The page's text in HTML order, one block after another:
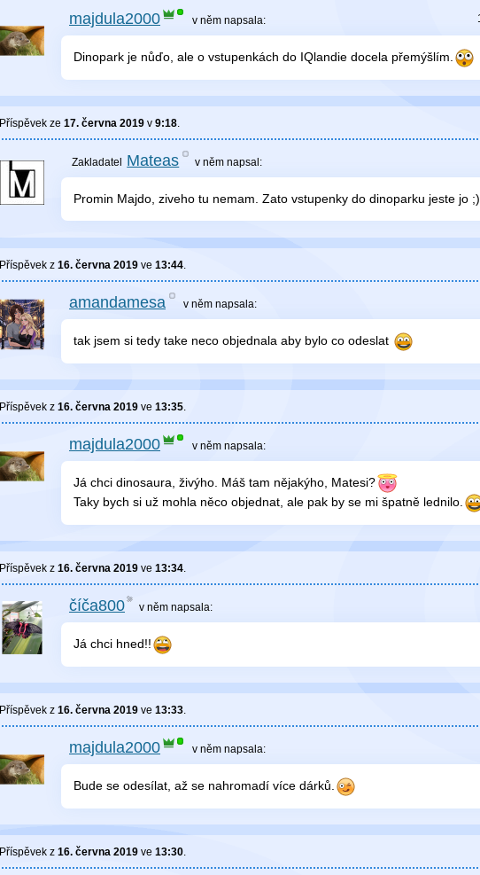
majdula2000 v něm napsala:
Dinopark je nůďo, ale o vstupenkách do IQlandie docela přemýšlím.
Příspěvek ze 17. června 2019 v 9:18.
Mateas v němnapsal:
Promin Majdo, ziveho tu nemam. Zato vstupenky do dinoparku jeste jo ;)
Příspěvek z 16. června 2019 ve 13:44.
amandamesa v němnapsala:
tak jsem si tedy take neco objednala aby bylo co odeslat
Příspěvek z 16. června 2019 ve 13:35.
majdula2000 v něm napsala:
Já chci dinosaura, živýho. Máš tam nějakýho, Matesi?
Taky bych si už mohla něco objednat, ale pak by se mi špatně lednilo.
Příspěvek z 16. června 2019 ve 13:34.
číča800 v něm napsala:
Já chci hned!!
Příspěvek z 16. června 2019 ve 13:33.
majdula2000 v něm napsala:
Bude se odesílat, až se nahromadí více dárků.
Příspěvek z 16. června 2019 ve 13:30.